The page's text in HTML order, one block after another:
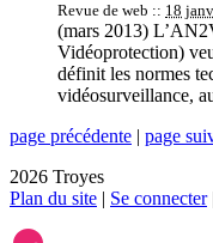
Revue de web :: 18
(mars 2013)
Vidéoprotection)
définit les normes
vidéosurveillance,
page précédente | page
2026 Troyes
Plan du site | Se connecter|